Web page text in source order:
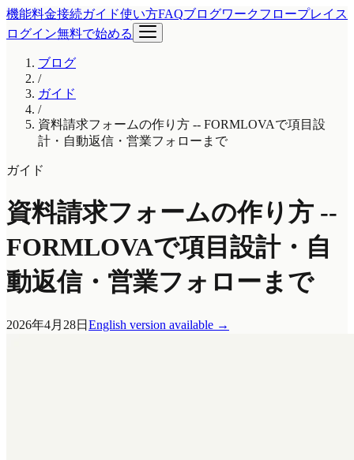
機能料金接続ガイド使い方FAQブログワークフロープレイス
ログイン無料で始める
ブログ
/
ガイド
/
資料請求フォームの作り方 -- FORMLOVAで項目設
計・自動返信・営業フォローまで
ガイド
資料請求フォームの作り方 --
FORMLOVAで項目設計・自
動返信・営業フォローまで
2026年4月28日 English version available →